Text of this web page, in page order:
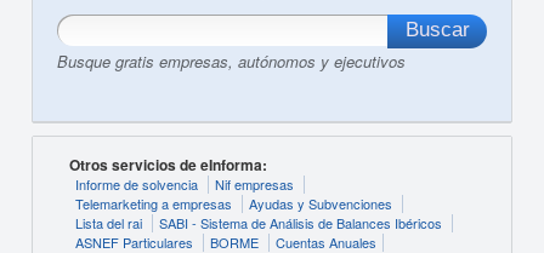
Busque gratis empresas, autónomos y ejecutivos
Otros servicios de eInforma:
Informe de solvencia
Nif empresas
Telemarketing a empresas
Ayudas y Subvenciones
Lista del rai
SABI - Sistema de Análisis de Balances Ibéricos
ASNEF Particulares
BORME Cuentas Anuales